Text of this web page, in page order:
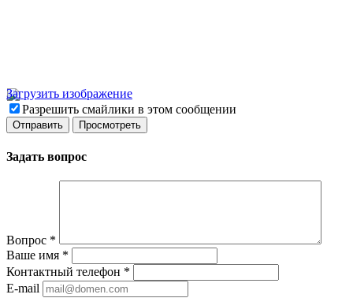
Загрузить изображение
Разрешить смайлики в этом сообщении
Задать вопрос
Вопрос *
Ваше имя *
Контактный телефон *
E-mail